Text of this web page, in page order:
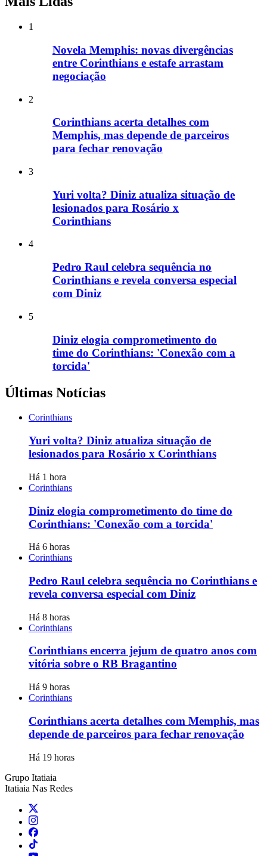
1
Novela Memphis: novas divergências
entre Corinthians e estafe arrastam
negociação
2
Corinthians acerta detalhes com
Memphis, mas depende de parceiros
para fechar renovação
3
Yuri volta? Diniz atualiza situação de
lesionados para Rosário x
Corinthians
4
Pedro Raul celebra sequência no
Corinthians e revela conversa especial
com Diniz
5
Diniz elogia comprometimento do
time do Corinthians: 'Conexão com a
torcida'
Últimas Notícias
Corinthians
Yuri volta? Diniz atualiza situação de
lesionados para Rosário x Corinthians
Há 1 hora
Corinthians
Diniz elogia comprometimento do time do
Corinthians: 'Conexão com a torcida'
Há 6 horas
Corinthians
Pedro Raul celebra sequência no Corinthians e
revela conversa especial com Diniz
Há 8 horas
Corinthians
Corinthians encerra jejum de quatro anos com
vitória sobre o RB Bragantino
Há 9 horas
Corinthians
Corinthians acerta detalhes com Memphis, mas
depende de parceiros para fechar renovação
Há 19 horas
Grupo Itatiaia
Itatiaia Nas Redes